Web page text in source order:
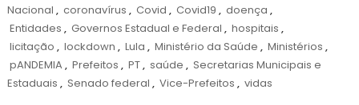
Nacional , coronavírus , Covid , Covid19 , doença ,
Entidades , Governos Estadual e Federal , hospitais ,
licitação , lockdown , Lula , Ministério da Saúde , Ministérios ,
pANDEMIA , Prefeitos , PT, saúde , Secretarias Municipais e
Estaduais , Senado federal , Vice-Prefeitos , vidas